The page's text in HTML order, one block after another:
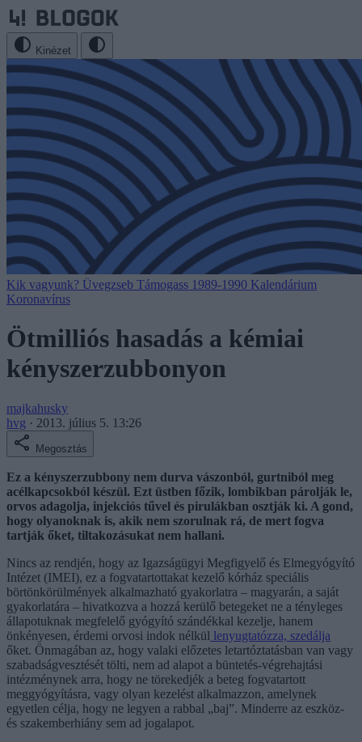
Kinézet
Kik vagyunk? Üvegzseb Támogass 1989-1990 Kalendárium
Koronavírus
Ötmilliós hasadás a kémiai
kényszerzubbonyon
majkahusky
hvg · 2013. július 5. 13:26
Megosztás
Ez a kényszerzubbony nem durva vászonból, gurtniból meg
acélkapcsokból készül. Ezt üstben főzik, lombikban párolják le,
orvos adagolja, injekciós tűvel és pirulákban osztják ki. A gond,
hogy olyanoknak is, akik nem szorulnak rá, de mert fogva
tartják őket, tiltakozásukat nem hallani.
Nincs az rendjén, hogy az Igazságügyi Megfigyelő és Elmegyógyító
Intézet (IMEI), ez a fogvatartottakat kezelő kórház speciális
börtönkörülmények alkalmazható gyakorlatra – magyarán, a saját
gyakorlatára – hivatkozva a hozzá kerülő betegeket ne a tényleges
állapotuknak megfelelő gyógyító szándékkal kezelje, hanem
önkényesen, érdemi orvosi indok nélkül lenyugtatózza, szedálja
őket. Önmagában az, hogy valaki előzetes letartóztatásban van vagy
szabadságvesztését tölti, nem ad alapot a büntetés-végrehajtási
intézménynek arra, hogy ne törekedjék a beteg fogvatartott
meggyógyításra, vagy olyan kezelést alkalmazzon, amelynek
egyetlen célja, hogy ne legyen a rabbal „baj”. Minderre az eszköz-
és szakemberhiány sem ad jogalapot.